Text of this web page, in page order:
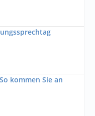
kommen Sie an